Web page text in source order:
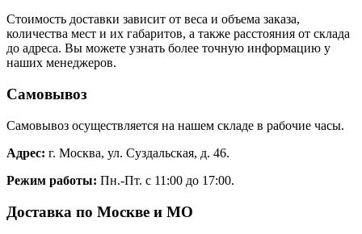
Стоимость доставки зависит от веса и объема заказа,
количества мест и их габаритов, а также расстояния от склада
до адреса. Вы можете узнать более точную информацию у
наших менеджеров.
Самовывоз
Самовывоз осуществляется на нашем складе в рабочие часы.
Адрес: г. Москва, ул. Суздальская, д. 46.
Режим работы: Пн.-Пт. с 11:00 до 17:00.
Доставка по Москве и МО